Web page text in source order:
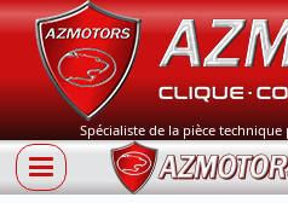
Spécialiste de la pièce